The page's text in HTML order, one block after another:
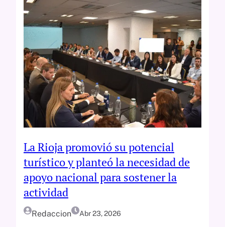
La Rioja promovió su potencial
turístico y planteó la necesidad de
apoyo nacional para sostener la
actividad
Redaccion Abr 23, 2026